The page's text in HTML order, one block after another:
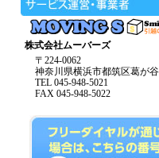
株式会社ムーバーズ
〒224-0062
神奈川県横浜市都筑区葛が
TEL 045-948-5021
FAX 045-948-5022